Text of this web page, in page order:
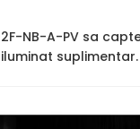
NB-A-PV sa
suplimentar.